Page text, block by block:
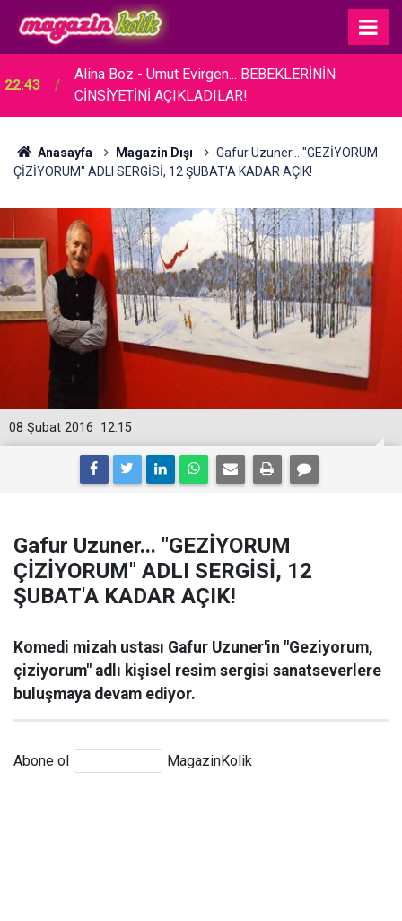
22:43
Alina Boz - Umut Evirgen... BEBEKLERİNİN
CİNSİYETİNİ AÇIKLADILAR!
Anasayfa Magazin Dışı
Gafur Uzuner... "GEZİYORUM
ÇİZİYORUM" ADLI SERGİSİ, 12 ŞUBAT'A KADAR AÇIK!
12:15
08 Şubat 2016
Gafur Uzuner... "GEZİYORUM
ÇİZİYORUM" ADLI SERGİSİ, 12
ŞUBAT'A KADAR AÇIK!
Komedi mizah ustası Gafur Uzuner'in "Geziyorum,
çiziyorum" adlı kişisel resim sergisi sanatseverlere
buluşmaya devam ediyor.
Abone ol MagazinKolik